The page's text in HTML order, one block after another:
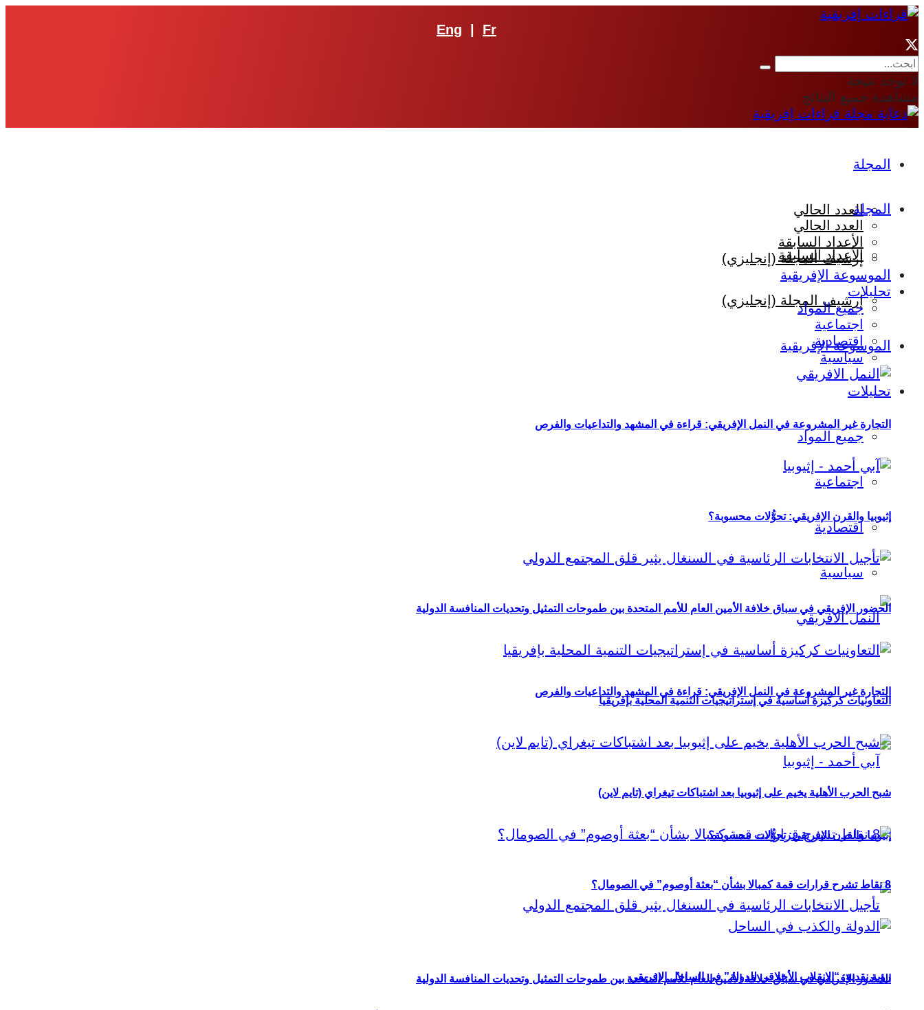
Eng Fr
لا توجد نتيجة
مشاهدة جميع النتائج
المجلة
العدد الحالي
الأعداد السابقة
إرشيف المجلة (إنجليزي)
الموسوعة الإفريقية
تحليلات
جميع المواد
اجتماعية
اقتصادية
سياسية
التجارة غير المشروعة في النمل الإفريقي: قراءة في المشهد والتداعيات والفرص
إثيوبيا والقرن الإفريقي: تحوُّلات محسوبة؟
الحضور الإفريقي في سباق خلافة الأمين العام للأمم المتحدة بين طموحات التمثيل وتحديات المنافسة الدولية
المجلة
العدد الحالي
الأعداد السابقة
إرشيف المجلة (إنجليزي)
الموسوعة الإفريقية
تحليلات
جميع المواد
اجتماعية
اقتصادية
سياسية
التجارة غير المشروعة في النمل الإفريقي: قراءة في المشهد والتداعيات والفرص
إثيوبيا والقرن الإفريقي: تحوُّلات محسوبة؟
الحضور الإفريقي في سباق خلافة الأمين العام للأمم المتحدة بين طموحات التمثيل وتحديات المنافسة الدولية
التعاونيات كركيزة أساسية في إستراتيجيات التنمية المحلية بإفريقيا
شبح الحرب الأهلية يخيم على إثيوبيا بعد اشتباكات تيغراي (تايم لاين)
8 نقاط تشرح قرارات قمة كمبالا بشأن “بعثة أوصوم” في الصومال؟
رؤية نقدية: “الانقلاب الأخلاقي للدولة” في الساحل الإفريقي